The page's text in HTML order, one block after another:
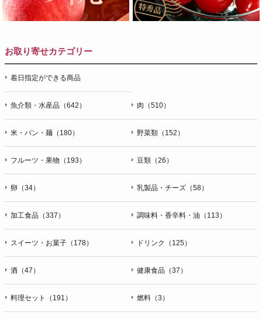
お取り寄せカテゴリー
着日指定ができる商品
魚介類・水産品（642） 肉（510）
米・パン・麺（180） 野菜類（152）
フルーツ・果物（193） 豆類（26）
卵（34） 乳製品・チーズ（58）
加工食品（337） 調味料・香辛料・油（113）
スイーツ・お菓子（178） ドリンク（125）
酒（47） 健康食品（37）
料理セット（191） 燃料（3）